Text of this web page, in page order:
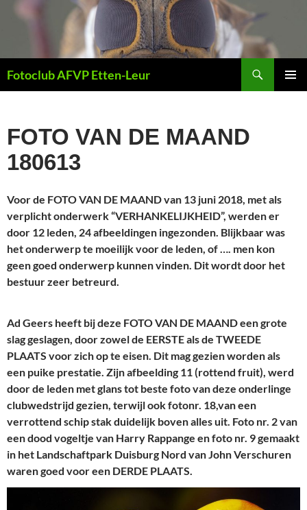
inhoud
Fotoclub AFVP Etten-Leur
FOTO VAN DE MAAND
180613
Voor de FOTO VAN DE MAAND van 13 juni 2018, met als
verplicht onderwerk “VERHANKELIJKHEID”, werden er
door 12 leden, 24 afbeeldingen ingezonden. Blijkbaar was
het onderwerp te moeilijk voor de leden, of …. men kon
geen goed onderwerp kunnen vinden. Dit wordt door het
bestuur zeer betreurd.
Ad Geers heeft bij deze FOTO VAN DE MAAND een grote
slag geslagen, door zowel de EERSTE als de TWEEDE
PLAATS voor zich op te eisen. Dit mag gezien worden als
een puike prestatie. Zijn afbeelding 11 (rottend fruit), werd
door de leden met glans tot beste foto van deze onderlinge
clubwedstrijd gezien, terwijl ook fotonr. 18,van een
verrottend schip stak duidelijk boven alles uit. Foto nr. 2 van
een dood vogeltje van Harry Rappange en foto nr. 9 gemaakt
in het Landschaftpark Duisburg Nord van John Verschuren
waren goed voor een DERDE PLAATS.